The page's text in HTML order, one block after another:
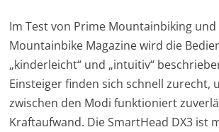
Im Test von Prime Mountainbiking
Mountainbike Magazine wird die
„kinderleicht“ und „intuitiv“
Einsteiger finden sich schnell zurecht,
zwischen den Modi funktioniert
Kraftaufwand. Die SmartHead DX3 ist